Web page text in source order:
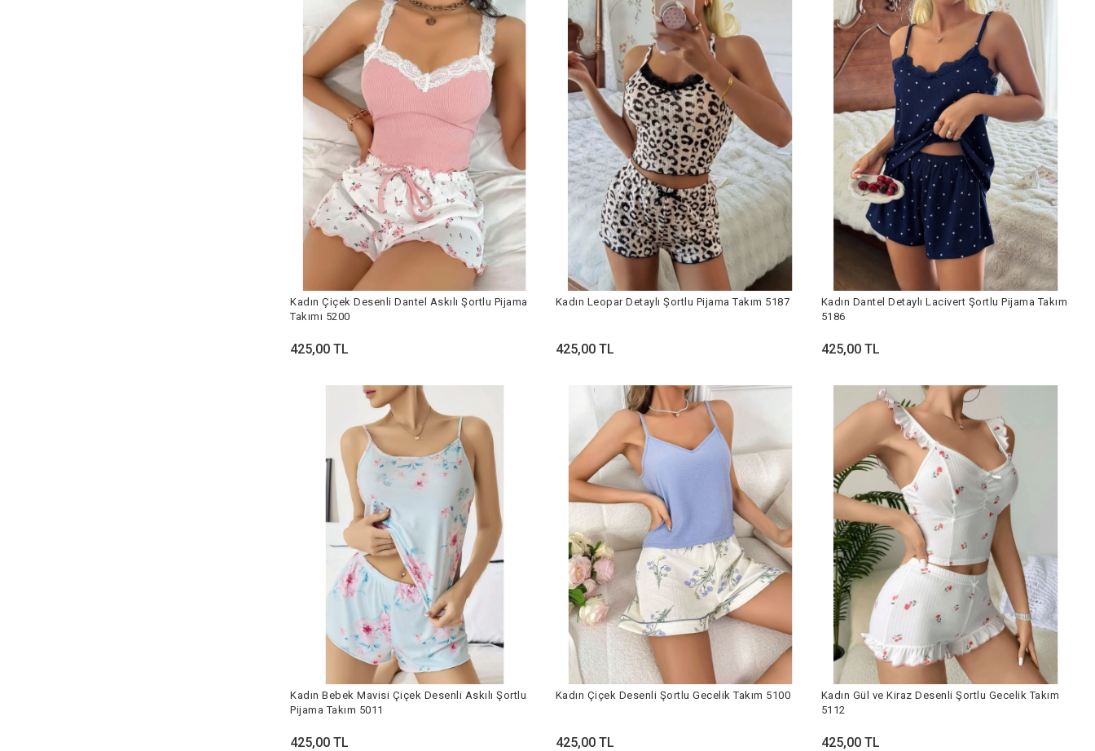
Kadın Çiçek Desenli Dantel Askılı Şortlu Pijama
Takımı 5200
425,00 TL
Kadın Leopar Detaylı Şortlu Pijama Takım 5187
425,00 TL
Kadın Dantel Detaylı Lacivert Şortlu Pijama Takım
5186
425,00 TL
Kadın Bebek Mavisi Çiçek Desenli Askılı Şortlu
Pijama Takım 5011
425,00 TL
Kadın Çiçek Desenli Şortlu Gecelik Takım 5100
425,00 TL
Kadın Gül ve Kiraz Desenli Şortlu Gecelik Takım
5112
425,00 TL